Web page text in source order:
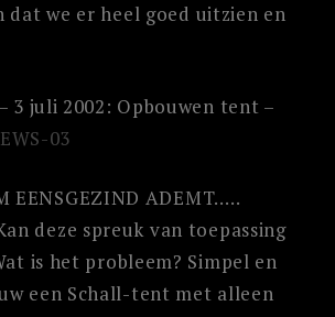
dat we er heel goed uitzien en
3 juli 2002: Opbouwen tent –
03
EENSGEZIND ADEMT…..
deze spreuk van toepassing
is het probleem? Simpel en
een Schall-tent met alleen